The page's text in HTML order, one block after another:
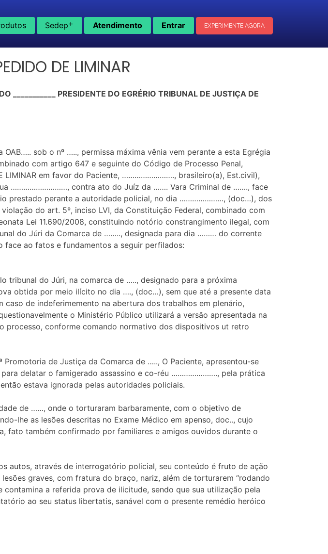
Sedep+ Atendimento Entrar EXPERIMENTE AGORA
DE LIMINAR
PRESIDENTE DO EGRÉRIO TRIBUNAL DE JUSTIÇA DE
sob o nº ….., permissa máxima vênia vem perante a esta Egrégia
com artigo 647 e seguinte do Código de Processo Penal,
LIMINAR em favor do Paciente, ……………………., brasileiro(a), Est.civil),
………………………, contra ato do Juíz da ……. Vara Criminal de ……., face
prestado perante a autoridade policial, no dia …………………, (doc…), dos
do art. 5º, inciso LVI, da Constituição Federal, combinado com
Lei 11.690/2008, constituindo notório constrangimento ilegal, com
do Júri da Comarca de …….., designada para dia ……… do corrente
ao fatos e fundamentos a seguir perfilados:
tribunal do Júri, na comarca de ….., designado para a próxima
obtida por meio ilícito no dia …., (doc…), sem que até a presente data
de indeferimemento na abertura dos trabalhos em plenário,
o Ministério Público utilizará a versão apresentada na
conforme comando normativo dos dispositivos ut retro
de Justiça da Comarca de ….., O Paciente, apresentou-se
delatar o famigerado assassino e co-réu …………………., pela prática
estava ignorada pelas autoridades policiais.
de ……, onde o torturaram barbaramente, com o objetivo de
lhe as lesões descritas no Exame Médico em apenso, doc.., cujo
fato também confirmado por familiares e amigos ouvidos durante o
autos, através de interrogatório policial, seu conteúdo é fruto de ação
graves, com fratura do braço, nariz, além de torturarem “rodando
a referida prova de ilicitude, sendo que sua utilização pela
ao seu status libertatis, sanável com o presente remédio heróico